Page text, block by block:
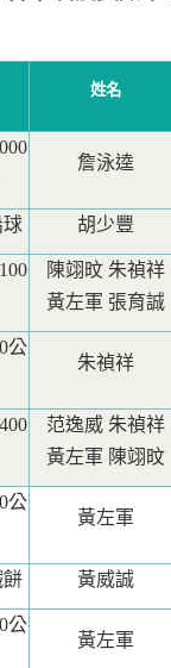
姓名
詹泳逵
胡少豐
陳翊旼 朱禎祥
黃左軍 張育誠
公
朱禎祥
范逸威 朱禎祥
黃左軍 陳翊旼
公
黃左軍
黃威誠
公
黃左軍